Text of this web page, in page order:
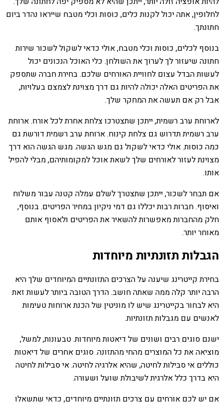
לחלופין, אתה יכול לקנות כלים, כוסות וכלי מטבח שייראו נהדר ביום
חתונתך.
בנוסף לכלים, כוסות וכלי מטבח, אולי כדאי לשקול לשכור שירות
חתונה שיעזור לך לערוך את השולחן. כלי האוכל הנכונים יכול
לעשות הבדל עצום לחוויית האורחים שלכם. בחירת חברה שתספק
את הפריטים האלה יכולה להיות גם דרך מצוינת לצמצם בעלויות,
אבל רק אם תעשה את המחקר שלך.
לארוחת ערב רשמית, ייתכן שתצטרכו צלחת אחרת לכל אורח. ארוחת
ערב רשמית תדרוש גם צלחת קינוח. ארוחת ערב רשמית דורשת גם
כמה כוסות. אולי כדאי לשקול גם מגש הגשה. מגש הגשה הוא דרך
מצוינת לעזור לאורחים שלך לשאת אוכל למקומותיהם, מבלי להפיל
אותו.
אם תבחר לשכור, ייתכן שתצטרך לשלם עמלה קטנה עבור משלוח
ואיסוף. חברות רבות יכללו גם דמי ניקיון במחיר הפריטים. בנוסף,
חלק מהחברות מאפשרות להשאיר את הפריטים ולאסוף אותם
מאוחר יותר.
הגבלות תזונתיות מיוחדות
בחירת קייטרינג שיענה על הצרכים התזונתיים המיוחדים שלך היא
הרבה יותר קלה ממה שאתה חושב. הדרך הטובה ביותר לעשות זאת
היא לבחור בקייטרינג שיש לו מוניטין של הכנת ארוחות טעימות
לאנשים עם מגבלות תזונתיות.
ישנם סוגים רבים ושונים של דיאטות מיוחדות. טבעונות, למשל,
מוציאה את כל המוצרים מהחי מהתזונה. סוגים אחרים של דיאטות
כוללים אי סבילות לחיטה, שהיא אלרגיה לחיטה. אי סבילות לחיטה
היא בדרך כלל אלרגית לשיבולת שועל ושעורה.
אם יש לכם אורחים עם צרכים תזונתיים מיוחדים, כדאי שתשאלו